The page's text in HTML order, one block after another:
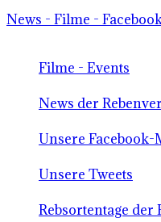
News - Filme -
Filme - Events
News der
Unsere
Unsere Tweets
Rebsortentage der